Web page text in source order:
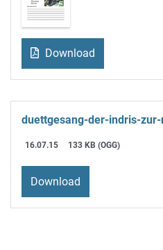
Download
16.07.15 133 KB (OGG)
Download